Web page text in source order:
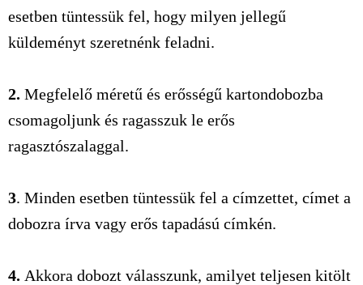
esetben tüntessük fel, hogy milyen jellegű
küldeményt szeretnénk feladni.
2. Megfelelő méretű és erősségű kartondobozba
csomagoljunk és ragasszuk le erős
ragasztószalaggal.
3. Minden esetben tüntessük fel a címzettet, címet a
dobozra írva vagy erős tapadású címkén.
4. Akkora dobozt válasszunk, amilyet teljesen kitölt